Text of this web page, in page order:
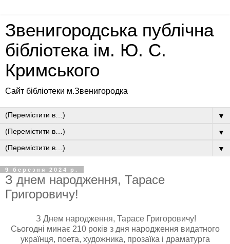
Звенигородська публічна
бібліотека ім. Ю. С.
Кримського
Сайт бібліотеки м.Звенигородка
▼
▼
▼
9 березня 2024 р.
З днем народження, Тарасе
Григоровичу!
З Днем народження, Тарасе Григоровичу!
Сьогодні минає 210 років з дня народження видатного
українця, поета, художника, прозаїка і драматурга